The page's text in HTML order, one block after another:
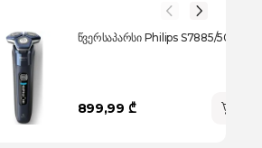
წვერსაპარსი Philips S7885/50
899,99 ₾